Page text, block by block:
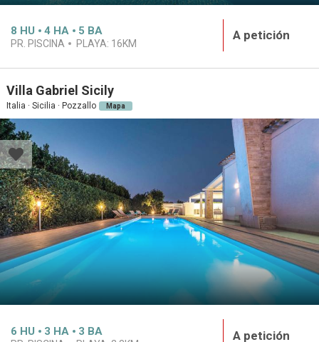
8 HU 4 HA 5 BA
PR. PISCINA PLAYA: 16KM
A petición
Villa Gabriel Sicily
Italia · Sicilia · Pozzallo Mapa
6 HU 3 HA 3 BA A petición